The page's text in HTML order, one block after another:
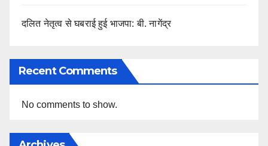
दलित नेतृत्व से घबराई हुई भाजपा: बी. नागेंद्र
Recent Comments
No comments to show.